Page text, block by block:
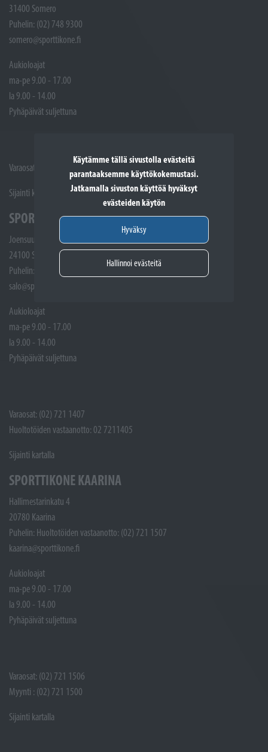
Käytämme tällä sivustolla evästeitä
parantaaksemme käyttökokemustasi.
Jatkamalla sivuston käyttöä hyväksyt
evästeiden käytön
Hyväksy
Hallinnoi evästeitä
31400 Somero
Puhelin: (02) 748 9300
somero@sporttikone.fi
Aukioloajat
ma-pe 9.00 - 17.00
la 9.00 - 14.00
Pyhäpäivät suljettuna
Varaosat ja Huoltotöiden vastaanotto: (02) 748 9315
Sijainti kartalla
SPORTTIKONE SALO
Joensuunkatu 5
24100 Salo
Puhelin: (02) 721 1400
salo@sporttikone.fi
Aukioloajat
ma-pe 9.00 - 17.00
la 9.00 - 14.00
Pyhäpäivät suljettuna
Varaosat: (02) 721 1407
Huoltotöiden vastaanotto: 02 7211405
Sijainti kartalla
SPORTTIKONE KAARINA
Hallimestarinkatu 4
20780 Kaarina
Puhelin: Huoltotöiden vastaanotto: (02) 721 1507
kaarina@sporttikone.fi
Aukioloajat
ma-pe 9.00 - 17.00
la 9.00 - 14.00
Pyhäpäivät suljettuna
Varaosat: (02) 721 1506
Myynti : (02) 721 1500
Sijainti kartalla